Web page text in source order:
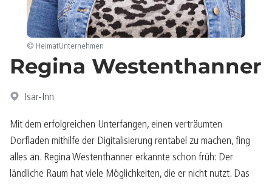
© HeimatUnternehmen
Regina Westenthanner
Isar-Inn
Mit dem erfolgreichen Unterfangen, einen verträumten
Dorfladen mithilfe der Digitalisierung rentabel zu machen, fing
alles an. Regina Westenthanner erkannte schon früh: Der
ländliche Raum hat viele Möglichkeiten, die er nicht nutzt. Das